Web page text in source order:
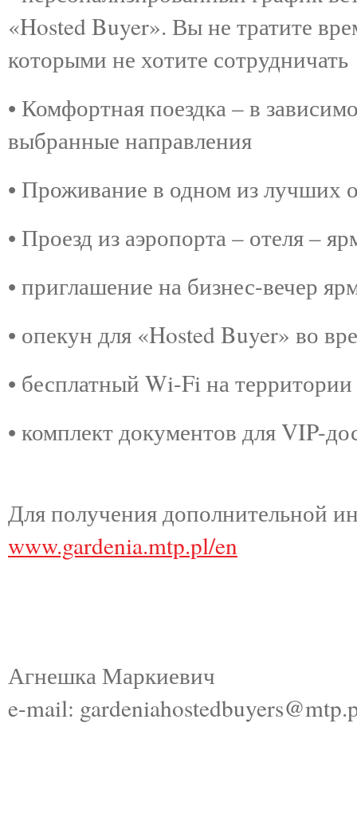
«Hosted Buyer». Вы не тратите
которыми не хотите сотрудничать
• Комфортная поездка – в
выбранные направления
• Проживание в одном из лучших
• Проезд из аэропорта – отеля –
• приглашение на бизнес-вечер
• опекун для «Hosted Buyer» во
• бесплатный Wi-Fi на
• комплект документов для VIP-
Для получения дополнительной
www.gardenia.mtp.pl/en
Агнешка Маркиевич
e-mail: